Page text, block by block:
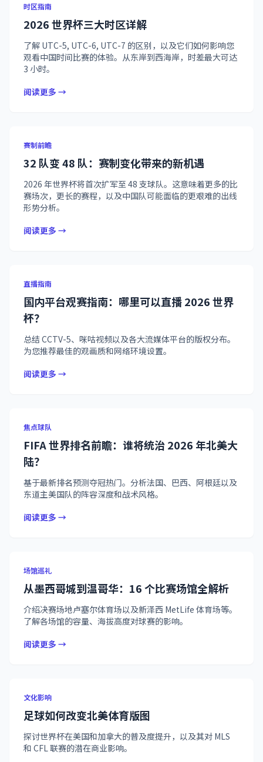
时区指南
2026 世界杯三大时区详解
了解 UTC-5, UTC-6, UTC-7 的区别，以及它们如何影响您
观看中国时间比赛的体验。从东岸到西海岸，时差最大可达
3 小时。
阅读更多 →
赛制前瞻
32 队变 48 队：赛制变化带来的新机遇
2026 年世界杯将首次扩军至 48 支球队。这意味着更多的比
赛场次，更长的赛程，以及中国队可能面临的更艰难的出线
形势分析。
阅读更多 →
直播指南
国内平台观赛指南：哪里可以直播 2026 世界
杯？
总结 CCTV-5、咪咕视频以及各大流媒体平台的版权分布。
为您推荐最佳的观画质和网络环境设置。
阅读更多 →
焦点球队
FIFA 世界排名前瞻：谁将统治 2026 年北美大
陆？
基于最新排名预测夺冠热门。分析法国、巴西、阿根廷以及
东道主美国队的阵容深度和战术风格。
阅读更多 →
场馆巡礼
从墨西哥城到温哥华：16 个比赛场馆全解析
介绍决赛场地卢塞尔体育场以及新泽西 MetLife 体育场等。
了解各场馆的容量、海拔高度对球赛的影响。
阅读更多 →
文化影响
足球如何改变北美体育版图
探讨世界杯在美国和加拿大的普及度提升，以及其对 MLS
和 CFL 联赛的潜在商业影响。